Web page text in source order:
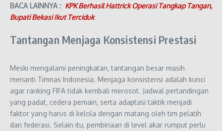
BACA LAINNYA : KPK Berhasil Hattrick Operasi Tangkap Tangan,
Bupati Bekasi Ikut Terciduk
Tantangan Menjaga Konsistensi Prestasi
Meski mengalami peningkatan, tantangan besar masih
menanti Timnas Indonesia. Menjaga konsistensi adalah kunci
agar ranking FIFA tidak kembali merosot. Jadwal pertandingan
yang padat, cedera pemain, serta adaptasi taktik menjadi
faktor yang harus di kelola dengan matang oleh tim pelatih
dan federasi. Selain itu, pembinaan di level akar rumput perlu